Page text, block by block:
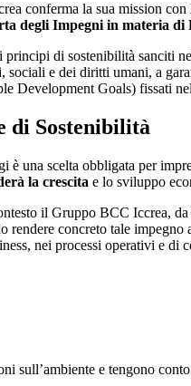
conferma la sua mission con
degli Impegni in materia
principi di sostenibilità sanciti
sociali e dei diritti umani, a
Development Goals) fissati
di Sostenibilità
è una scelta obbligata per
la crescita e lo sviluppo
il Gruppo BCC Iccrea,
rendere concreto tale
nei processi operativi e di
sull’ambiente e tengono